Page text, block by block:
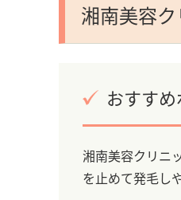
湘南美容
おすす
湘南美容クリニ
を止めて発毛し